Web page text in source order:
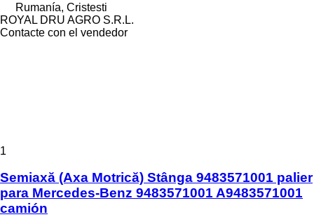
Rumanía, Cristesti
ROYAL DRU AGRO S.R.L.
Contacte con el vendedor
1
Semiaxă (Axa Motrică) Stânga 9483571001 palier
para Mercedes-Benz 9483571001 A9483571001
camión